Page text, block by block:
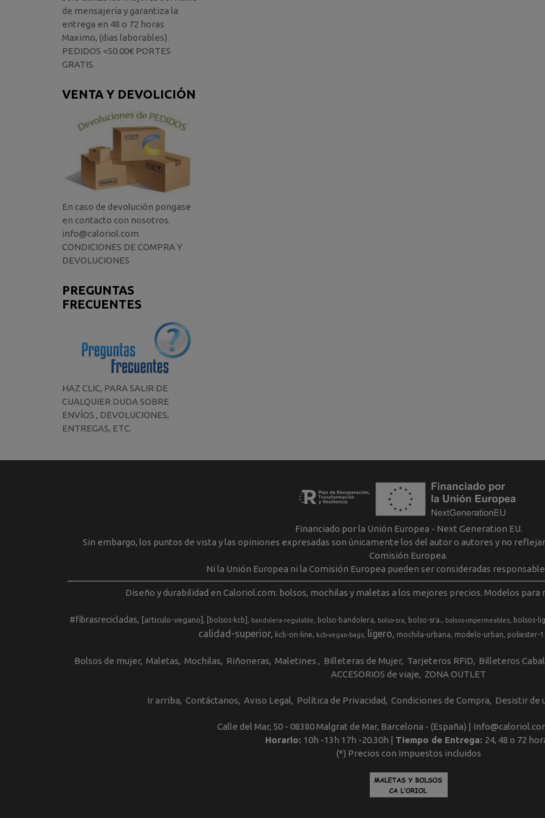
de mensajería y garantiza la
entrega en 48 o 72 horas
Maximo, (dias laborables).
PEDIDOS <50.00€ PORTES
GRATIS.
VENTA Y DEVOLICIÓN
En caso de devolución pongase
en contacto con nosotros.
info@caloriol.com
CONDICIONES DE COMPRA Y
DEVOLUCIONES
PREGUNTAS
FRECUENTES
HAZ CLIC, PARA SALIR DE
CUALQUIER DUDA SOBRE
ENVÍOS , DEVOLUCIONES,
ENTREGAS, ETC.
Financiado por la Unión Europea - Next Generation EU.
Sin embargo, los puntos de vista y las opiniones expresadas son únicamente los del autor o autores y no
Comisión Europea.
Ni la Unión Europea ni la Comisión Europea pueden ser consideradas
Diseño y durabilidad en Caloriol.com: bolsos, mochilas y maletas a los mejores precios. Modelos para
#fibrasrecicladas [articulo-vegano] [bolsos-kcb] bandolera-regulable bolso-bandolera bolso-sra bolso-sra. bolsos-impermeables bolsos-
calidad-superior
kcb-on-line kcb-vegan-bags ligero mochila-urbana modelo-urban poliester-
Bolsos de mujer Maletas Mochilas Riñoneras Maletines Billeteras de Mujer Tarjeteros RFID Billeteros
ACCESORIOS de viaje ZONA OUTLET
Ir arriba Contáctanos Aviso Legal Política de Privacidad Condiciones de Compra Desistir de
Calle del Mar, 50 - 08380 Malgrat de Mar, Barcelona - (España) |
Horario: 10h -13h 17h -20.30h | Tiempo de Entrega: 24, 48 o 72
(*) Precios con Impuestos incluidos